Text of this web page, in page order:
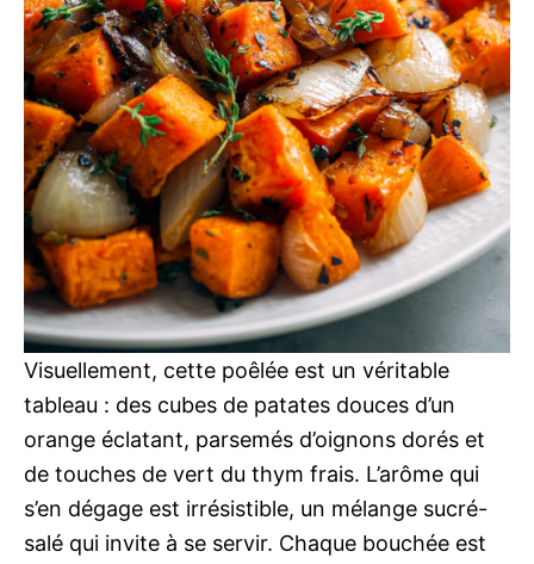
Visuellement, cette poêlée est un véritable
tableau : des cubes de patates douces d’un
orange éclatant, parsemés d’oignons dorés et
de touches de vert du thym frais. L’arôme qui
s’en dégage est irrésistible, un mélange sucré-
salé qui invite à se servir. Chaque bouchée est